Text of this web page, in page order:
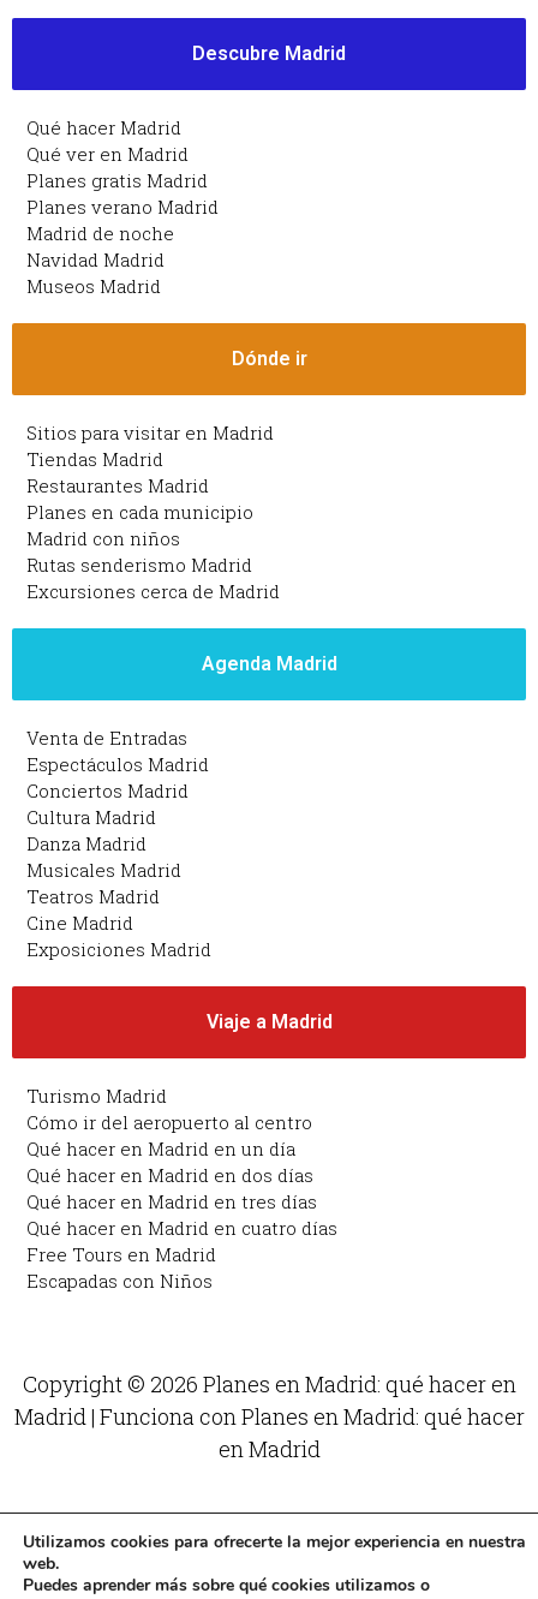
Descubre Madrid
Qué hacer Madrid
Qué ver en Madrid
Planes gratis Madrid
Planes verano Madrid
Madrid de noche
Navidad Madrid
Museos Madrid
Dónde ir
Sitios para visitar en Madrid
Tiendas Madrid
Restaurantes Madrid
Planes en cada municipio
Madrid con niños
Rutas senderismo Madrid
Excursiones cerca de Madrid
Agenda Madrid
Venta de Entradas
Espectáculos Madrid
Conciertos Madrid
Cultura Madrid
Danza Madrid
Musicales Madrid
Teatros Madrid
Cine Madrid
Exposiciones Madrid
Viaje a Madrid
Turismo Madrid
Cómo ir del aeropuerto al centro
Qué hacer en Madrid en un día
Qué hacer en Madrid en dos días
Qué hacer en Madrid en tres días
Qué hacer en Madrid en cuatro días
Free Tours en Madrid
Escapadas con Niños
Copyright © 2026 Planes en Madrid: qué hacer en
Madrid | Funciona con Planes en Madrid: qué hacer
en Madrid
Utilizamos cookies para ofrecerte la mejor experiencia en nuestra
web.
Puedes aprender más sobre qué cookies utilizamos o